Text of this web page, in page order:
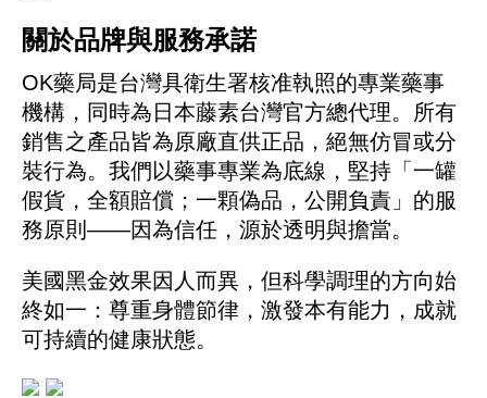
關於品牌與服務承諾
OK藥局是台灣具衛生署核准執照的專業藥事
機構，同時為日本藤素台灣官方總代理。所有
銷售之產品皆為原廠直供正品，絕無仿冒或分
裝行為。我們以藥事專業為底線，堅持「一罐
假貨，全額賠償；一顆偽品，公開負責」的服
務原則——因為信任，源於透明與擔當。
美國黑金效果因人而異，但科學調理的方向始
終如一：尊重身體節律，激發本有能力，成就
可持續的健康狀態。